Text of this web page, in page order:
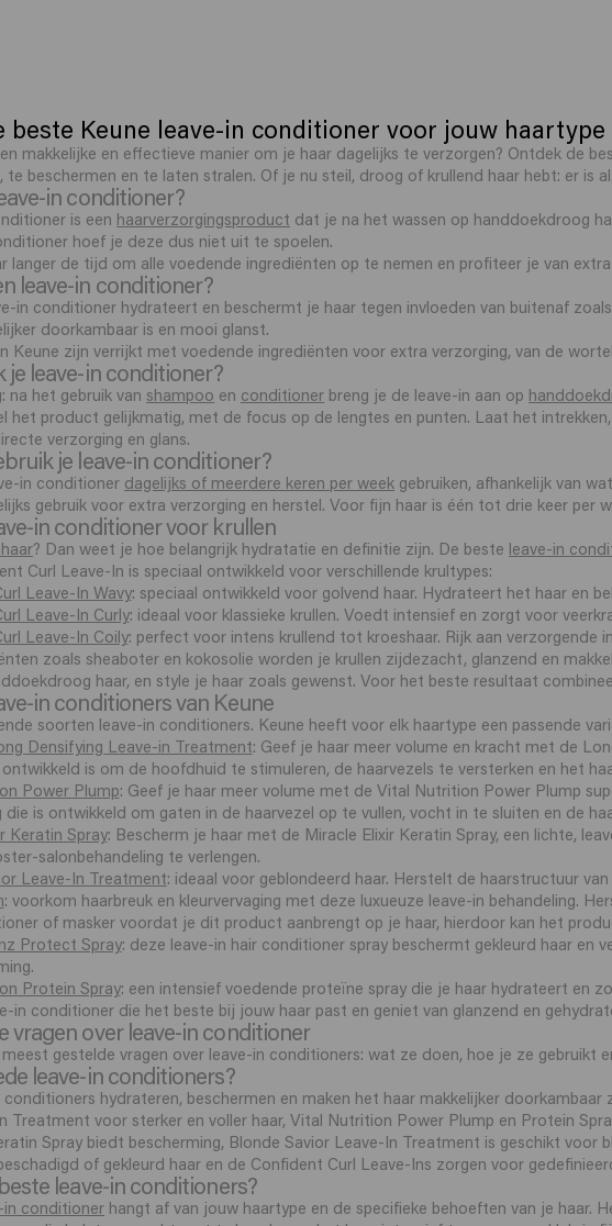
beste Keune leave-in conditioner voor jouw haartype
makkelijke en effectieve manier om je haar dagelijks te verzorgen? Ontdek de
te beschermen en te laten stralen. Of je nu steil, droog of krullend haar hebt: er is
in conditioner?
is een haarverzorgingsproduct dat je na het wassen op handdoekdroog
hoef je deze dus niet uit te spoelen.
langer de tijd om alle voedende ingrediënten op te nemen en profiteer je van
leave-in conditioner?
in conditioner hydrateert en beschermt je haar tegen invloeden van buitenaf
doorkambaar is en mooi glanst.
Keune zijn verrijkt met voedende ingrediënten voor extra verzorging, van de
je leave-in conditioner?
na het gebruik van shampoo en conditioner breng je de leave-in aan op
het product gelijkmatig, met de focus op de lengtes en punten. Laat het
verzorging en glans.
je leave-in conditioner?
in conditioner dagelijks of meerdere keren per week gebruiken, afhankelijk van
gebruik voor extra verzorging en herstel. Voor fijn haar is één tot drie keer per
in conditioner voor krullen
? Dan weet je hoe belangrijk hydratatie en definitie zijn. De beste leave-in
Curl Leave-In is speciaal ontwikkeld voor verschillende krultypes:
Leave-In Wavy: speciaal ontwikkeld voor golvend haar. Hydrateert het haar en
Leave-In Curly: ideaal voor klassieke krullen. Voedt intensief en zorgt voor
Leave-In Coily: perfect voor intens krullend tot kroeshaar. Rijk aan
zoals sheaboter en kokosolie worden je krullen zijdezacht, glanzend en
haar, en style je haar zoals gewenst. Voor het beste resultaat
in conditioners van Keune
soorten leave-in conditioners. Keune heeft voor elk haartype een passende
Densifying Leave-in Treatment: Geef je haar meer volume en kracht met de
is om de hoofdhuid te stimuleren, de haarvezels te versterken en het
Power Plump: Geef je haar meer volume met de Vital Nutrition Power Plump
die is ontwikkeld om gaten in de haarvezel op te vullen, vocht in te sluiten en de
Keratin Spray: Bescherm je haar met de Miracle Elixir Keratin Spray, een lichte,
salonbehandeling te verlengen.
Leave-In Treatment: ideaal voor geblondeerd haar. Herstelt de haarstructuur
: voorkom haarbreuk en kleurvervaging met deze luxueuze leave-in behandeling.
of masker voordat je dit product aanbrengt op je haar, hierdoor kan het
Protect Spray: deze leave-in hair conditioner spray beschermt gekleurd haar
Protein Spray: een intensief voedende proteïne spray die je haar hydrateert en
in conditioner die het beste bij jouw haar past en geniet van glanzend en
vragen over leave-in conditioner
gestelde vragen over leave-in conditioners: wat ze doen, hoe je ze gebruikt
leave-in conditioners?
conditioners hydrateren, beschermen en maken het haar makkelijker
Treatment voor sterker en voller haar, Vital Nutrition Power Plump en Protein
Spray biedt bescherming, Blonde Savior Leave-In Treatment is geschikt voor
of gekleurd haar en de Confident Curl Leave-Ins zorgen voor
leave-in conditioners?
in conditioner hangt af van jouw haartype en de specifieke behoeften van je haar.